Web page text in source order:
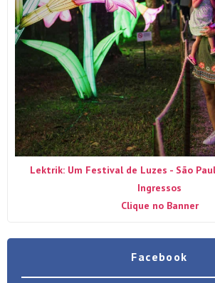
Lektrik: Um Festival de Luzes - São
Ingressos
Clique no Banner
Facebook